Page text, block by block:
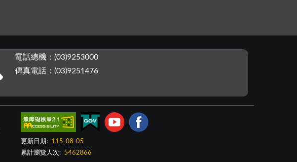
電話總機：(03)9253000
傳真電話：(03)9251476
更新日期:
115-08-05
累計瀏覽人次:
5462866